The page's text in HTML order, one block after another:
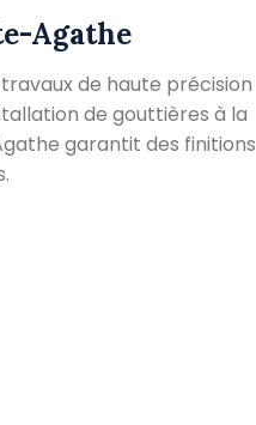
Agathe
de haute précision
de gouttières à la
garantit des finitions